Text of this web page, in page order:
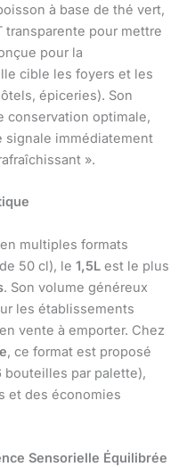
à base de thé vert,
pour mettre
pour la
cible les foyers et les
épiceries). Son
conservation optimale,
immédiatement
».
multiples formats
50 cl), le 1,5L est le plus
. Son volume généreux
les établissements
vente à emporter. Chez
, ce format est proposé
bouteilles par palette),
et des économies
Sensorielle Équilibrée